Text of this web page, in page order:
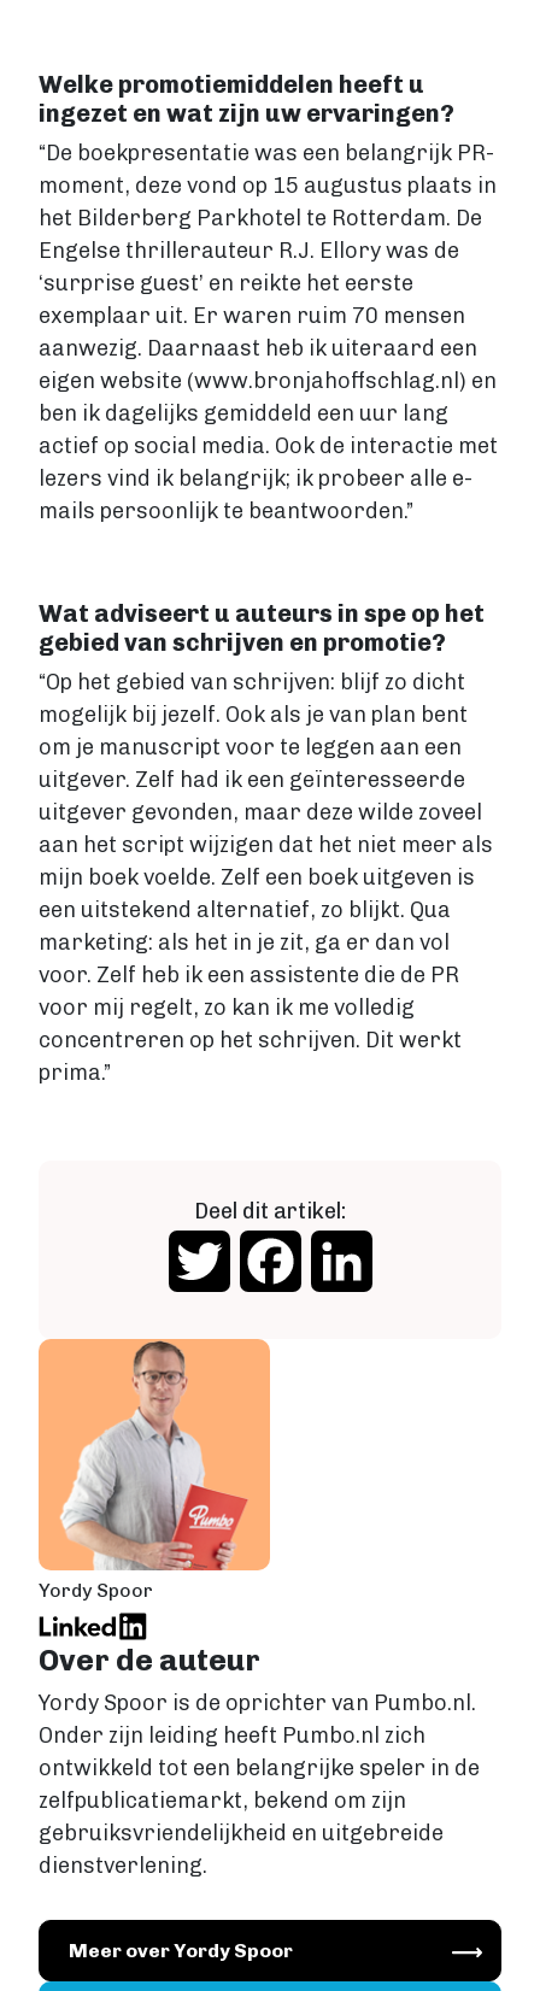
Welke promotiemiddelen heeft u
ingezet en wat zijn uw ervaringen?
“De boekpresentatie was een belangrijk PR-
moment, deze vond op 15 augustus plaats in
het Bilderberg Parkhotel te Rotterdam. De
Engelse thrillerauteur R.J. Ellory was de
‘surprise guest’ en reikte het eerste
exemplaar uit. Er waren ruim 70 mensen
aanwezig. Daarnaast heb ik uiteraard een
eigen website (www.bronjahoffschlag.nl) en
ben ik dagelijks gemiddeld een uur lang
actief op social media. Ook de interactie met
lezers vind ik belangrijk; ik probeer alle e-
mails persoonlijk te beantwoorden.”
Wat adviseert u auteurs in spe op het
gebied van schrijven en promotie?
“Op het gebied van schrijven: blijf zo dicht
mogelijk bij jezelf. Ook als je van plan bent
om je manuscript voor te leggen aan een
uitgever. Zelf had ik een geïnteresseerde
uitgever gevonden, maar deze wilde zoveel
aan het script wijzigen dat het niet meer als
mijn boek voelde. Zelf een boek uitgeven is
een uitstekend alternatief, zo blijkt. Qua
marketing: als het in je zit, ga er dan vol
voor. Zelf heb ik een assistente die de PR
voor mij regelt, zo kan ik me volledig
concentreren op het schrijven. Dit werkt
prima.”
Deel dit artikel:
Twitter Facebook
Over de auteur
Yordy Spoor is de oprichter van Pumbo.nl.
Onder zijn leiding heeft Pumbo.nl zich
ontwikkeld tot een belangrijke speler in de
zelfpublicatiemarkt, bekend om zijn
gebruiksvriendelijkheid en uitgebreide
dienstverlening.
Image
Meer over Yordy Spoor
Yordy Spoor